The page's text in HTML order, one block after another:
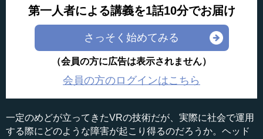
第一人者による講義を1話10分でお届け
さっそく始めてみる
（会員の方に広告は表示されません）
会員の方のログインはこちら
一定のめどが立ってきたVRの技術だが、実際に社会で運用
する際にどのような障害が起こり得るのだろうか。ヘッド